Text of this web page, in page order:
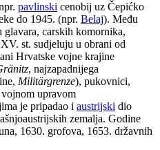
pavlinski cenobij uz Čepićko
do 1945. (npr. Belaj). Među
carskih komornika,
st. sudjeluju u obrani od
Hrvatske vojne krajine
, najzapadnijega
Militärgrenze), pukovnici,
upravom
je pripadao i austrijski dio
zemalja. Godine
1630. grofova, 1653. državnih